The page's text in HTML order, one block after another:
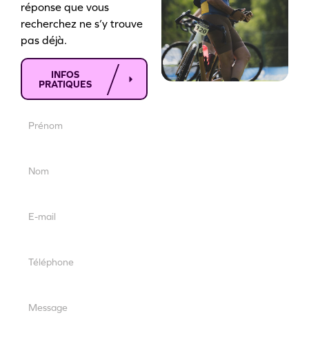
réponse que vous
recherchez ne s’y trouve
pas déjà.
INFOS
PRATIQUES
Prénom
Nom
E-mail
Téléphone
Message